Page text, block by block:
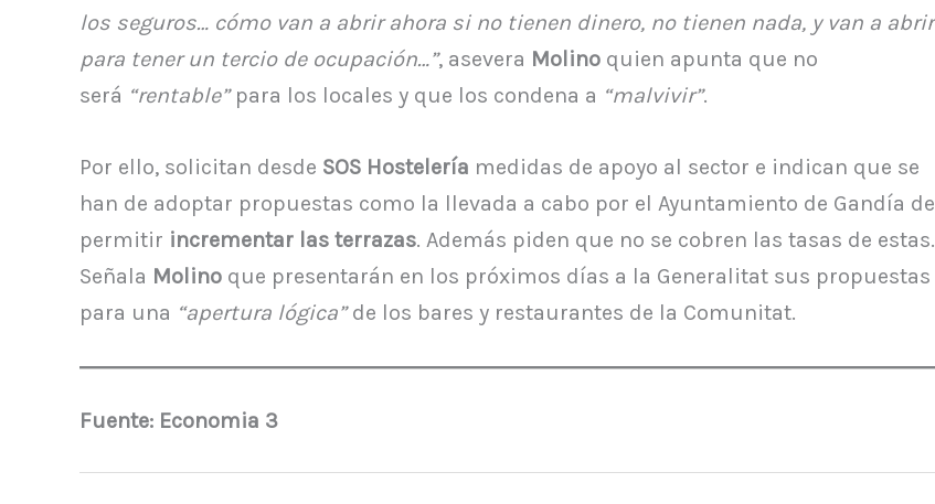
los seguros… cómo van a abrir ahora si no tienen dinero, no tienen nada, y van a abrir
para tener un tercio de ocupación…”, asevera Molino quien apunta que no
será “rentable”para los locales y que los condena a “malvivir”.
Por ello, solicitan desde SOS Hostelería medidas de apoyo al sector e indican que se
han de adoptar propuestas como la llevada a cabo por el Ayuntamiento de Gandía de
permitir incrementar las terrazas. Además piden que no se cobren las tasas de estas.
Señala Molino que presentarán en los próximos días a la Generalitat sus propuestas
para una “apertura lógica”de los bares y restaurantes de la Comunitat.
Fuente: Economia 3